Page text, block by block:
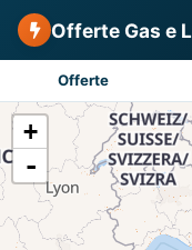
Offerte Gas e
Offerte
+
-